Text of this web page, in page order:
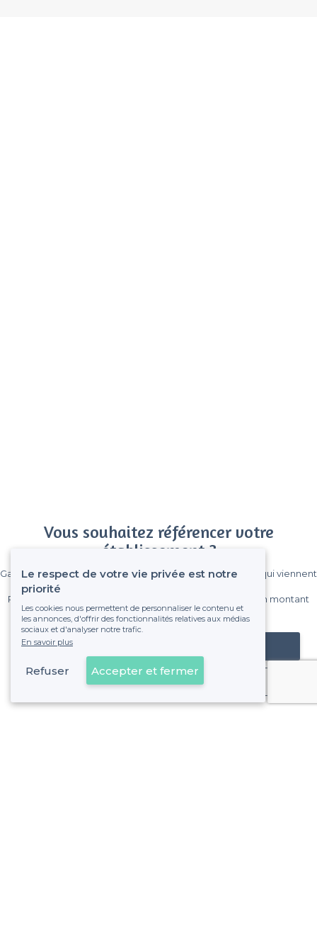
Vous souhaitez référencer votre
établissement ?
Gagnez de nombreux clients parmi le million de visiteurs qui viennent
Pas de commissions et sans engagement, vous payez un montant
fixe sans risque de voir déraper la facture.
Référencer mon établissement
Déjà client
Le respect de votre vie privée est notre
priorité
Les cookies nous permettent de personnaliser le contenu et
les annonces, d'offrir des fonctionnalités relatives aux médias
sociaux et d'analyser notre trafic.
En savoir plus
Refuser Accepter et fermer